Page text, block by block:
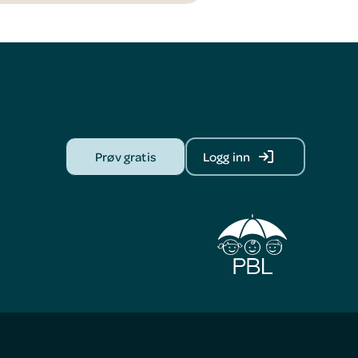
Prøv gratis Logg inn